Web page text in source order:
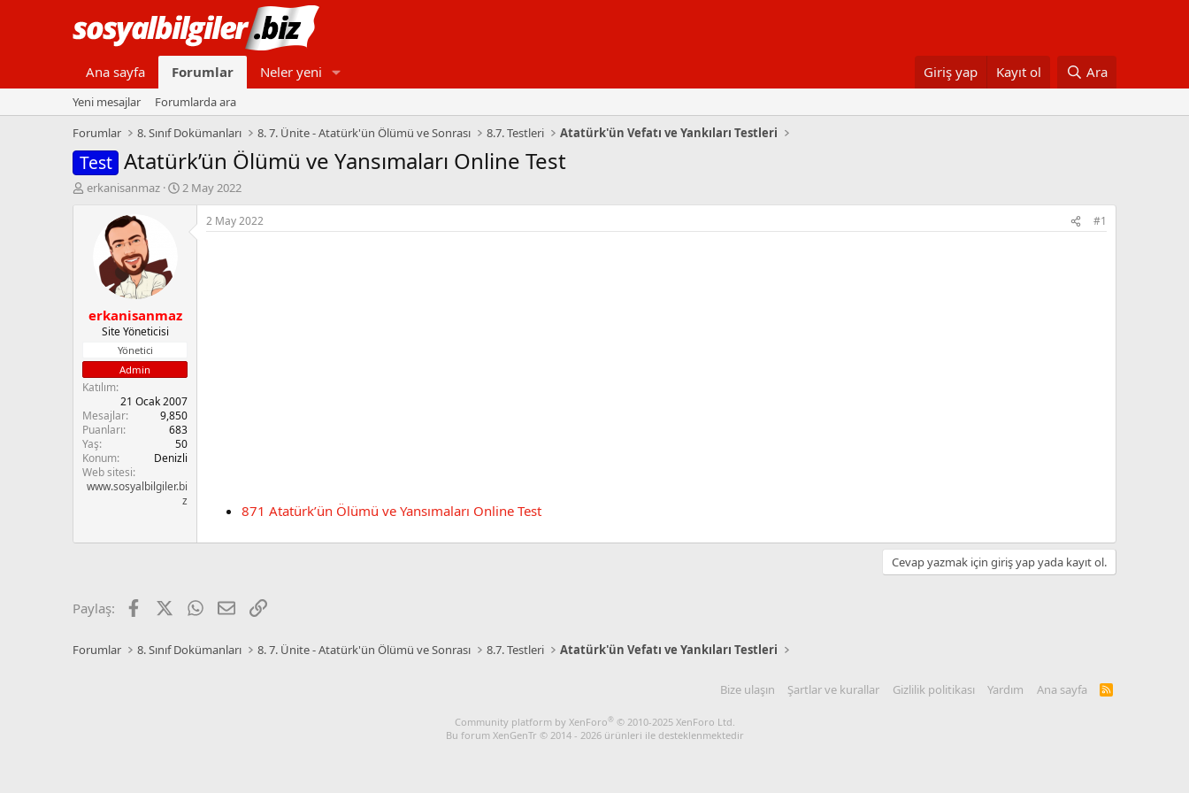
Ana sayfa Forumlar Neler yeni Giriş yap Kayıt ol Ara
Yeni mesajlar
Forumlarda ara
Forumlar
8. Sınıf Dokümanları 8. 7. Ünite - Atatürk'ün Ölümü ve Sonrası 8.7. Testleri Atatürk'ün Vefatı ve Yankıları Testleri
Test Atatürk’ün Ölümü ve Yansımaları Online Test
K
a
a
t
a
n
erkanisanmaz
B
ç
r
i
h
i
2 May 2022
erkanisanmaz
Site Yöneticisi
Yönetici
Admin
Katılım
21 Ocak 2007
Mesajlar
9,850
Puanları
683
Yaş
50
Konum
Denizli
Web sitesi
www.sosyalbilgiler.bi
z
2 May 2022 #1
871 Atatürk’ün Ölümü ve Yansımaları Online Test
Cevap yazmak için giriş yap yada kayıt ol.
Paylaş: Facebook WhatsApp
E-postaLink
Forumlar 8. Sınıf Dokümanları 8. 7. Ünite - Atatürk'ün Ölümü ve Sonrası 8.7. Testleri Atatürk'ün Vefatı ve Yankıları Testleri
Bize ulaşın Şartlar ve kurallar Gizlilik politikası Yardım Ana sayfa
R
Community platform by XenForo® © 2010-2025 XenForo Ltd.
Bu forum XenGenTr © 2014 - 2026 ürünleri ile desteklenmektedir